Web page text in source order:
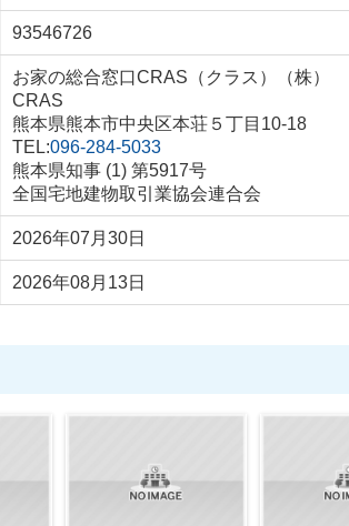
93546726
お家の総合窓口CRAS（クラス）（株）
CRAS
熊本県熊本市中央区本荘５丁目10-18
TEL:096-284-5033
熊本県知事 (1) 第5917号
全国宅地建物取引業協会連合会
2026年07月30日
2026年08月13日